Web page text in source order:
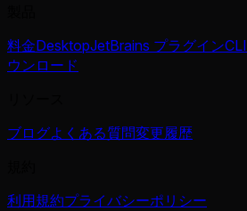
料金DesktopJetBrains プラグインCLI
ウンロード
ブログよくある質問変更履歴
利用規約プライバシーポリシー